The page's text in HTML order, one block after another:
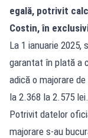
egală, potrivit
Costin, în
La 1 ianuarie 2025,
garantat în plată a
adică o majorare
la 2.368 la 2.575 lei.
Potrivit datelor
majorare s-au